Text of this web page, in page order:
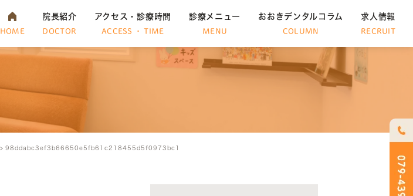
HOME
院長紹介
DOCTOR
アクセス・診療時間
ACCESS ・ TIME
診療メニュー
MENU
おおきデンタルコラム
COLUMN
求人情報
RECRUIT
98ddabc3ef3b66650e5fb61c218455d5f0973bc1